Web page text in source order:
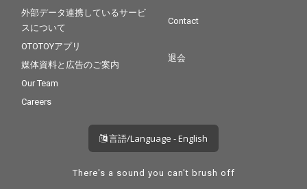
外部データ連携しているサービ
スについて
OTOTOYアプリ
媒体資料と広告のご案内
Our Team
Careers
Contact
退会
言語/Language - English
There's a sound you can't brush off